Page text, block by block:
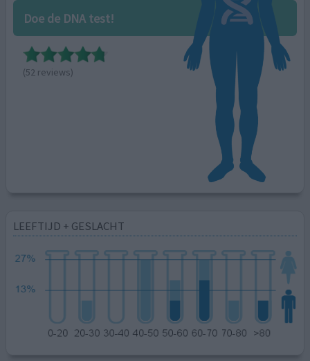
Doe de DNA test!
(52 reviews)
LEEFTIJD + GESLACHT